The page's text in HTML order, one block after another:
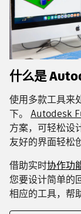
什么是
使用多款工具来
下。 Autodesk
方案，可轻松设
友好的界面轻松
借助实时协作功
您要设计简单的
相应的工具，帮